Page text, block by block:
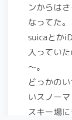
ンからは
なってた。
suicaとか
入ってい
～。
どっかの
いスノー
スキー場に